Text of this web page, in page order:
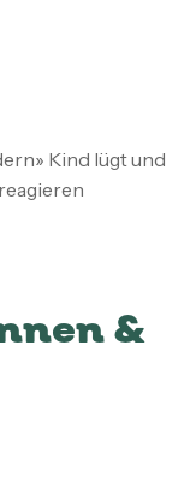
» Kind lügt und
&